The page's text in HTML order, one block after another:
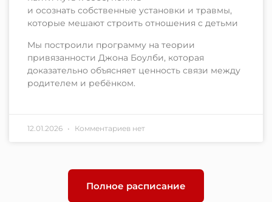
и осознать собственные установки и травмы,
которые мешают строить отношения с детьми
Мы построили программу на теории
привязанности Джона Боулби, которая
доказательно объясняет ценность связи между
родителем и ребёнком.
12.01.2026 Комментариев нет
Полное расписание